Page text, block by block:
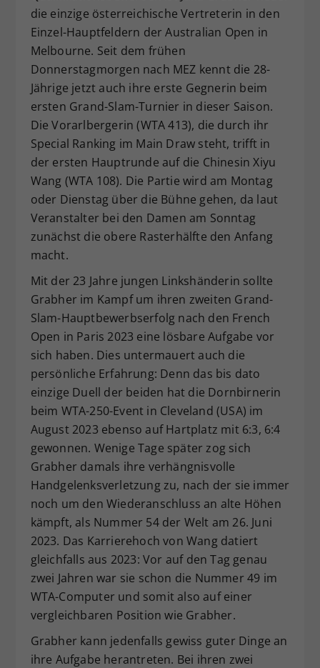
die einzige österreichische Vertreterin in den
Einzel-Hauptfeldern der Australian Open in
Melbourne. Seit dem frühen
Donnerstagmorgen nach MEZ kennt die 28-
Jährige jetzt auch ihre erste Gegnerin beim
ersten Grand-Slam-Turnier in dieser Saison.
Die Vorarlbergerin (WTA 413), die durch ihr
Special Ranking im Main Draw steht, trifft in
der ersten Hauptrunde auf die Chinesin Xiyu
Wang (WTA 108). Die Partie wird am Montag
oder Dienstag über die Bühne gehen, da laut
Veranstalter bei den Damen am Sonntag
zunächst die obere Rasterhälfte den Anfang
macht.
Mit der 23 Jahre jungen Linkshänderin sollte
Grabher im Kampf um ihren zweiten Grand-
Slam-Hauptbewerbserfolg nach den French
Open in Paris 2023 eine lösbare Aufgabe vor
sich haben. Dies untermauert auch die
persönliche Erfahrung: Denn das bis dato
einzige Duell der beiden hat die Dornbirnerin
beim WTA-250-Event in Cleveland (USA) im
August 2023 ebenso auf Hartplatz mit 6:3, 6:4
gewonnen. Wenige Tage später zog sich
Grabher damals ihre verhängnisvolle
Handgelenksverletzung zu, nach der sie immer
noch um den Wiederanschluss an alte Höhen
kämpft, als Nummer 54 der Welt am 26. Juni
2023. Das Karrierehoch von Wang datiert
gleichfalls aus 2023: Vor auf den Tag genau
zwei Jahren war sie schon die Nummer 49 im
WTA-Computer und somit also auf einer
vergleichbaren Position wie Grabher.
Grabher kann jedenfalls gewiss guter Dinge an
ihre Aufgabe herantreten. Bei ihren zwei
Zweck
Dieser Wert speichert Ihre Consent-
Einstellungen. Unter anderem eine
zufällig generierte ID, für die
historische Speicherung Ihrer
vorgenommen Einstellungen, falls der
Webseiten-Betreiber dies eingestellt
hat.